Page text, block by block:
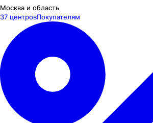
Москва и область
37 центровПокупателям